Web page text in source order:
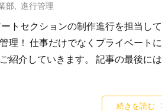
部 進行管理
トセクションの制作進行を担当して
理！ 仕事だけでなくプライベートに
紹介していきます。 記事の最後には
続きを読む